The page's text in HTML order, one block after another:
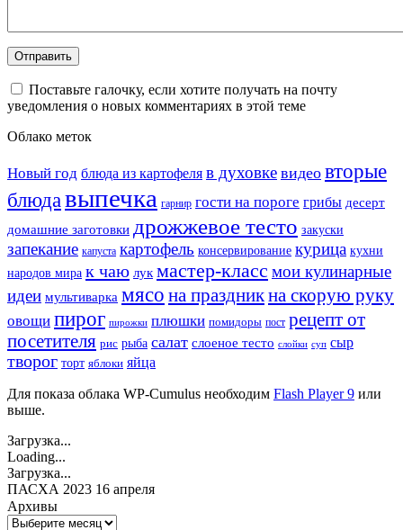
Поставьте галочку, если хотите получать на почту
уведомления о новых комментариях в этой теме
Облако меток
Новый год блюда из картофеля в духовке видео вторые
блюдавыпечка гарнир гости на пороге грибы десерт
домашние заготовки дрожжевое тесто закуски
запекание капуста картофель консервирование курица кухни
народов мира к чаю лук мастер-класс мои кулинарные
идеи мультиварка мясо на праздникна скорую руку
овощи пирог пирожки плюшки помидоры пост рецепт от
посетителя рис рыба салат слоеное тесто слойки суп сыр
творог торт яблоки яйца
Для показа облака WP-Cumulus необходим Flash Player 9 или
выше.
Загрузка...
Loading...
Загрузка...
ПАСХА 2023 16 апреля
Архивы
Архивы